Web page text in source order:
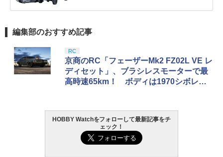
編集部のおすすめ記事
RC
京商のRC「フェーザーMk2 FZ02L VE レ
ディセット」、ブラシレスモーターで最
高時速65km！ ボディは1970シボレー
HOBBY Watchをフォローして最新記事をチ
ェック！